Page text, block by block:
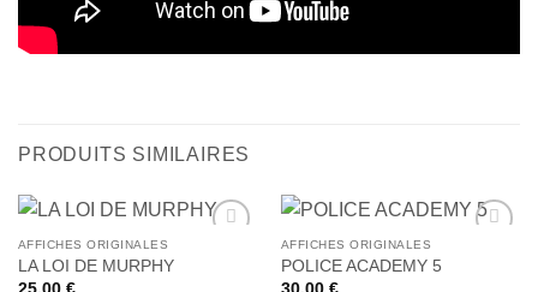
PRODUITS SIMILAIRES
AFFICHES ORIGINALES
LA LOI DE MURPHY
AFFICHES ORIGINALES
POLICE ACADEMY 5